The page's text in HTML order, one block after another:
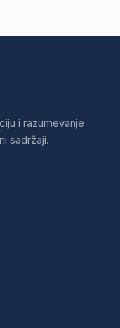
i razumevanje
sadržaji.